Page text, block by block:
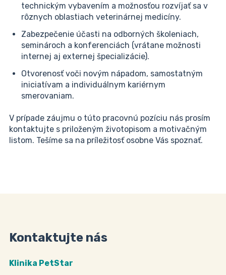
technickým vybavením a možnosťou rozvíjať sa v
rôznych oblastiach veterinárnej medicíny.
Zabezpečenie účasti na odborných školeniach,
seminároch a konferenciách (vrátane možnosti
internej aj externej špecializácie).
Otvorenosť voči novým nápadom, samostatným
iniciatívam a individuálnym kariérnym
smerovaniam.
V prípade záujmu o túto pracovnú pozíciu nás prosím
kontaktujte s priloženým životopisom a motivačným
listom. Tešíme sa na príležitosť osobne Vás spoznať.
Kontaktujte nás
Klinika PetStar